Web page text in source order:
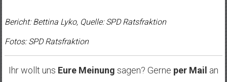
Bericht: Bettina Lyko, Quelle: SPD Ratsfraktion
Fotos: SPD Ratsfraktion
Ihr wollt uns Eure Meinung sagen? Gerne per Mail an